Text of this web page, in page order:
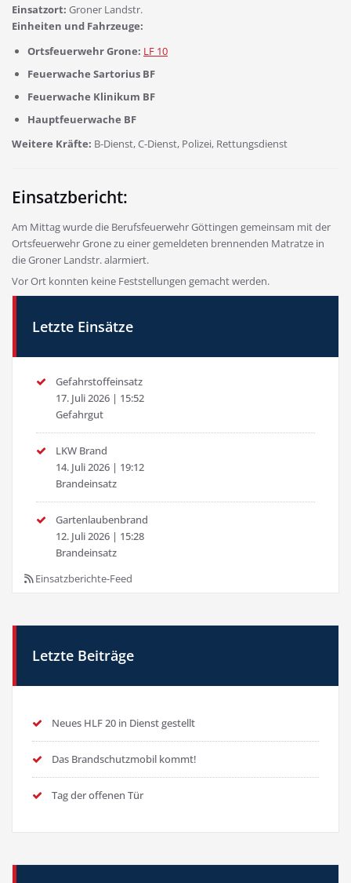
Einsatzort: Groner Landstr.
Einheiten und Fahrzeuge:
Ortsfeuerwehr Grone: LF 10
Feuerwache Sartorius BF
Feuerwache Klinikum BF
Hauptfeuerwache BF
Weitere Kräfte: B-Dienst, C-Dienst, Polizei, Rettungsdienst
Einsatzbericht:
Am Mittag wurde die Berufsfeuerwehr Göttingen gemeinsam mit der
Ortsfeuerwehr Grone zu einer gemeldeten brennenden Matratze in
die Groner Landstr. alarmiert.
Vor Ort konnten keine Feststellungen gemacht werden.
Letzte Einsätze
Gefahrstoffeinsatz
17. Juli 2026 | 15:52
Gefahrgut
LKW Brand
14. Juli 2026 | 19:12
Brandeinsatz
Gartenlaubenbrand
12. Juli 2026 | 15:28
Brandeinsatz
Einsatzberichte-Feed
Letzte Beiträge
Neues HLF 20 in Dienst gestellt
Das Brandschutzmobil kommt!
Tag der offenen Tür